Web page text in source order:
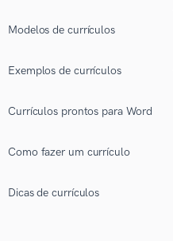
Modelos de currículos
Exemplos de currículos
Currículos prontos para Word
Como fazer um currículo
Dicas de currículos